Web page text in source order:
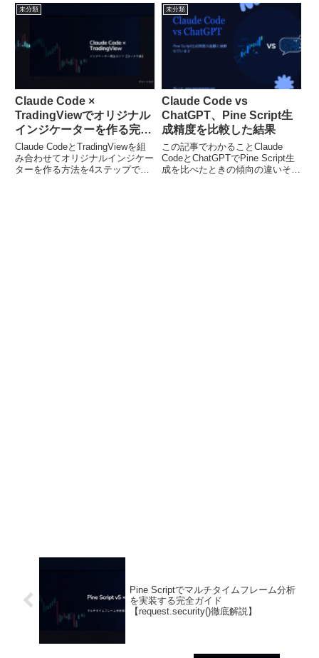
対応する11種類の指標アラート
の設定手順（5ステップ）と注意
ったら買いたいけど、毎日株...
避方法10分で終わらせるための
プロンプトの書き方「自分だけの
インジケーターを作りたいけど、
未分類
Claude Code ×
TradingViewでオリジナル
インジケーターを作る完全
ガイド【コーディング不
要】
Claude CodeとTradingViewを組
み合わせてオリジナルインジケー
ターを作る方法を4ステップで解
未分類
Claude Code vs
ChatGPT、Pine Script生
成精度を比較した結果
この記事でわかることClaude
CodeとChatGPTでPine Script生
成を比べたときの傾向の違いそれ
Pine Scriptでマルチタイムフレーム分析
を実装する完全ガイド
【request.security()徹底解説】